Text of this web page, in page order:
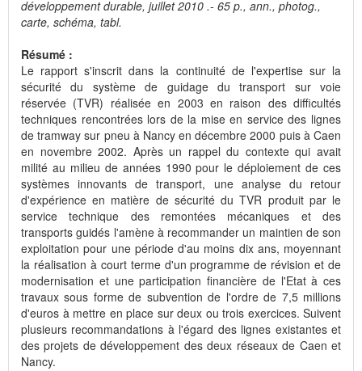
développement durable, juillet 2010 .- 65 p., ann., photog.,
carte, schéma, tabl.
Résumé :
Le rapport s'inscrit dans la continuité de l'expertise sur la
sécurité du système de guidage du transport sur voie
réservée (TVR) réalisée en 2003 en raison des difficultés
techniques rencontrées lors de la mise en service des lignes
de tramway sur pneu à Nancy en décembre 2000 puis à Caen
en novembre 2002. Après un rappel du contexte qui avait
milité au milieu de années 1990 pour le déploiement de ces
systèmes innovants de transport, une analyse du retour
d'expérience en matière de sécurité du TVR produit par le
service technique des remontées mécaniques et des
transports guidés l'amène à recommander un maintien de son
exploitation pour une période d'au moins dix ans, moyennant
la réalisation à court terme d'un programme de révision et de
modernisation et une participation financière de l'Etat à ces
travaux sous forme de subvention de l'ordre de 7,5 millions
d'euros à mettre en place sur deux ou trois exercices. Suivent
plusieurs recommandations à l'égard des lignes existantes et
des projets de développement des deux réseaux de Caen et
Nancy.